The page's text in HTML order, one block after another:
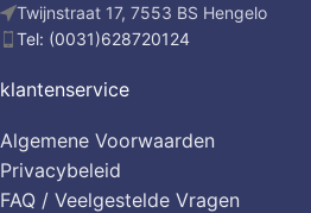
Twijnstraat 17, 7553 BS Hengelo
Tel: (0031)628720124
klantenservice
Algemene Voorwaarden
Privacybeleid
FAQ / Veelgestelde Vragen